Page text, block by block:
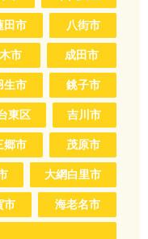
田市 八街市
市 成田市
生市 銚子市
東区 吉川市
郷市 茂原市
大網白里市
市 海老名市